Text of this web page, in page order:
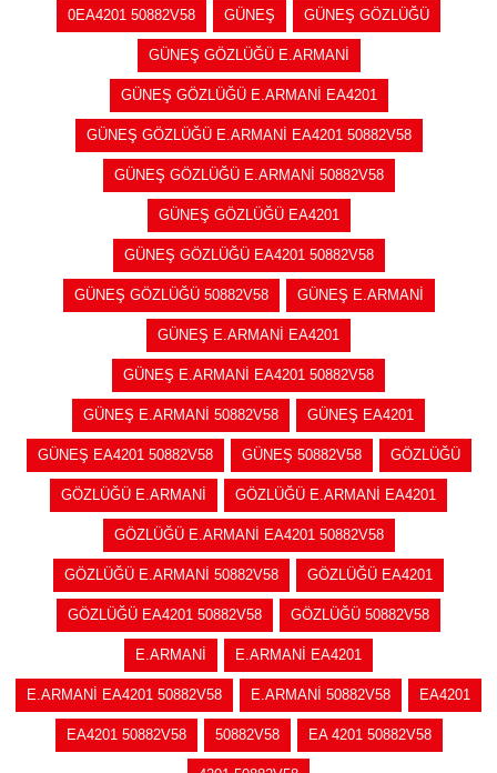
0EA4201 50882V58 GÜNEŞ GÜNEŞ GÖZLÜĞÜ
GÜNEŞ GÖZLÜĞÜ E.ARMANİ
GÜNEŞ GÖZLÜĞÜ E.ARMANİ EA4201
GÜNEŞ GÖZLÜĞÜ E.ARMANİ EA4201 50882V58
GÜNEŞ GÖZLÜĞÜ E.ARMANİ 50882V58
GÜNEŞ GÖZLÜĞÜ EA4201
GÜNEŞ GÖZLÜĞÜ EA4201 50882V58
GÜNEŞ GÖZLÜĞÜ 50882V58 GÜNEŞ E.ARMANİ
GÜNEŞ E.ARMANİ EA4201
GÜNEŞ E.ARMANİ EA4201 50882V58
GÜNEŞ E.ARMANİ 50882V58 GÜNEŞ EA4201
GÜNEŞ EA4201 50882V58 GÜNEŞ 50882V58 GÖZLÜĞÜ
GÖZLÜĞÜ E.ARMANİ GÖZLÜĞÜ E.ARMANİ EA4201
GÖZLÜĞÜ E.ARMANİ EA4201 50882V58
GÖZLÜĞÜ E.ARMANİ 50882V58 GÖZLÜĞÜ EA4201
GÖZLÜĞÜ EA4201 50882V58 GÖZLÜĞÜ 50882V58
E.ARMANİ E.ARMANİ EA4201
E.ARMANİ EA4201 50882V58 E.ARMANİ 50882V58 EA4201
EA4201 50882V58 50882V58 EA 4201 50882V58